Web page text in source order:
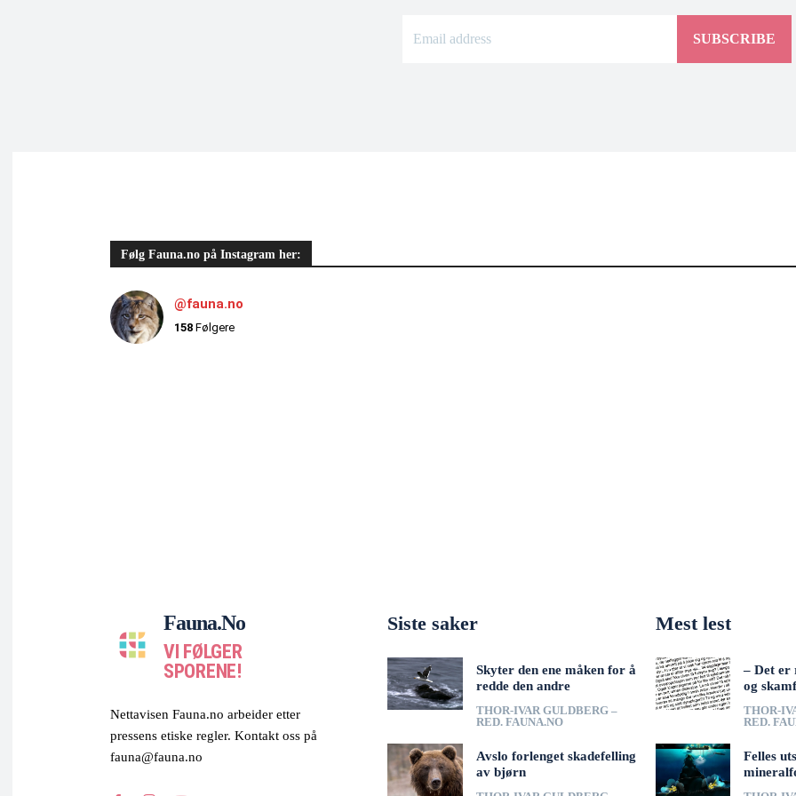
SUBSCRIBE
Følg Fauna.no på Instagram her:
@fauna.no
158 Følgere
Fauna.no
VI FØLGER
SPORENE!
Nettavisen Fauna.no arbeider etter
pressens etiske regler. Kontakt oss på
fauna@fauna.no
Siste saker
Skyter den ene måken for å
redde den andre
THOR-IVAR GULDBERG –
RED. FAUNA.NO
Avslo forlenget skadefelling
av bjørn
Mest lest
– Det er
og
THOR-
RED.
Felles